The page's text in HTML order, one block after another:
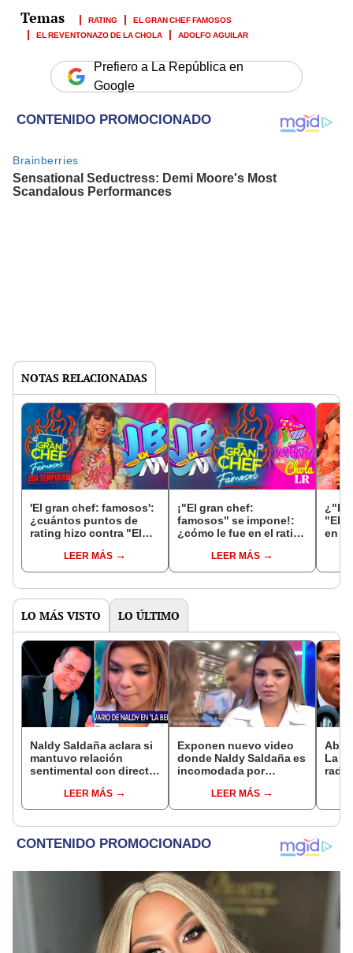
RATING
EL GRAN CHEF FAMOSOS
EL REVENTONAZO DE LA CHOLA
ADOLFO AGUILAR
Prefiero a La República en
Google
NOTAS RELACIONADAS
'El gran chef: famosos':
¿cuántos puntos de
rating hizo contra "El
Chola" y "JB"?
LEER MÁS
¡"El gran chef:
famosos" se impone!:
¿cómo le fue en el rating
"El reventonazo"?
LEER MÁS
¿"El
"El
en
LO MÁS VISTO LO ÚLTIMO
Naldy Saldaña aclara si
mantuvo relación
sentimental con director
denunciarlo por
tocamientos: “Me
LEER MÁS
Exponen nuevo video
donde Naldy Saldaña es
incomodada por
Luz: la agarra de la
mano sin su
LEER MÁS
La